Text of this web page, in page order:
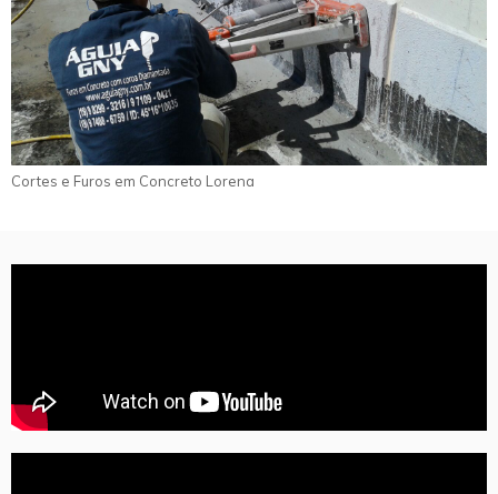
Cortes e Furos em Concreto Lorena